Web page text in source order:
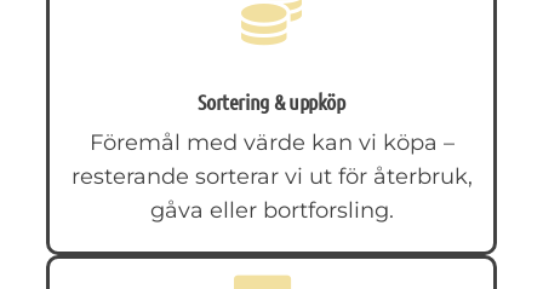
Sortering & uppköp
Föremål med värde kan vi köpa –
resterande sorterar vi ut för återbruk,
gåva eller bortforsling.